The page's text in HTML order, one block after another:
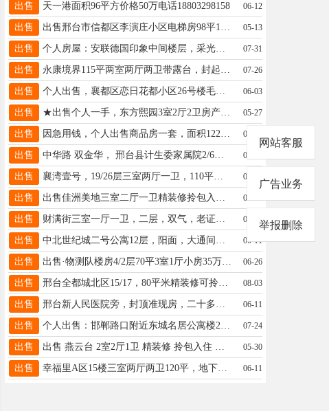
出售 天一港面积96平方价格50万电话18803298158 06-12
出售 出售邢台市信都区李演庄小区电梯房98平13/17，紧邻三院矿务局学校及医院八中冶金学校售价60万。19030398660 查看图片 05-13
出售 个人房屋：安联德国印象中间楼层，采光好，112平带车位储藏间精装老证。电话19903298958 （中介勿扰） 07-31
出售 永康境界115平两室两厅两卫带露台，封起来可当三室，小高层，65万赔钱卖15531947615，外地安家 07-26
出售 个人出售，襄都区恋日花都小区26号楼毛坯房5跃6层183平方，有车库，售价62万，电话15530995568 06-03
出售 ★出售个人一手，东方熙园3室2厅2卫房产一套，万民市场对面，东关七中学区，可联系15531999051 05-27
出售 因急用钱，个人出售商品房一套，面积122.9，三室两厅两卫，毛坯，带储藏间，售价38W，联系：19030798150 05-31
出售 中华路 双金华， 邢台县计生委家属院2/6层，80平 38万 地上有小房，电话19903299985 07-20
出售 襄湾壹号，19/26层三室两厅一卫，110平，有证，毛坯，一口价69.8万，有钥匙，看房方便。15531996062 05-12
出售 出售佳洲美地三室二厅一卫精装修拎包入住电梯洋房60多万15132951817 08-01
出售 财满街三室一厅一卫，二层，双气，老证，小房，28万，电话13363778073 07-10
出售 中北世纪城二号公寓12层，阳面，大通间，一室一厅一卫，40平，中等装修，出售15万，可更名，电话18713962850 06-11
出售 出售·物测队楼房4/2层70平3室1厅小房35万·4/2层54平2室1厅28万·15031951088 06-26
出售 邢台全都城北区15/17，80平米精装修可拎包入住，急售55万。15233952187 08-03
出售 邢台新人民医院旁，封顶准现房，二十多万一套，大产权，八十多平米，民水民电，能落户，可贷款。15075973192 06-11
出售 个人出售：邯郸路口附近东城名居公寓楼2间，每间39平米，中间楼层，有房本，价格面议，电话：18131909738 07-24
出售 出售 燕云台 2室2厅1卫 精装修 拎包入住 采光非常好喜欢的可以来找我13102559875 05-30
出售 幸福里A区15楼三室两厅两卫120平，地下室8平。电话 15933396402 06-11
网站客服
广告业务
举报删除